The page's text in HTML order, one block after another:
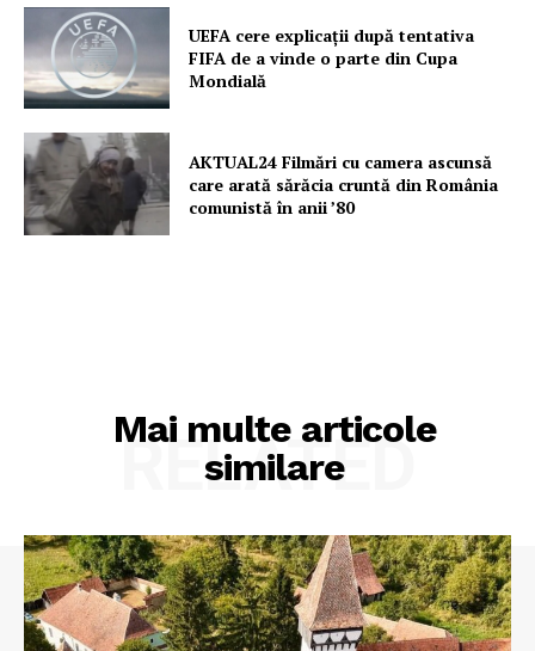
UEFA cere explicații după tentativa
FIFA de a vinde o parte din Cupa
Mondială
AKTUAL24 Filmări cu camera ascunsă
care arată sărăcia cruntă din România
comunistă în anii ’80
Mai multe articole
similare
RELATED